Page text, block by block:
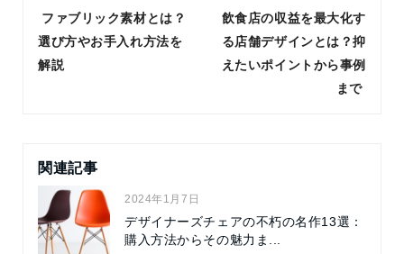
ファブリック素材とは？
選び方やお手入れ方法を
解説
飲食店の収益を最大化す
る店舗デザインとは？抑
えたいポイントから事例
まで
関連記事
2024年1月7日
デザイナーズチェアの不朽の名作13選：
購入方法からその魅力ま...